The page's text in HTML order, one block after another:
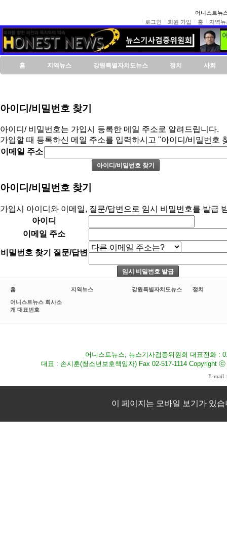
어니스트뉴
로그인
회원 가입 홈 지역뉴
홈 지역뉴스 강원특별자치도뉴스 정치 사회
아이디/비밀번호 찾기
아이디/ 비밀번호는 가입시 등록한 메일 주소로 알려드립니다.
가입할 때 등록하신 메일 주소를 입력하시고 "아이디/비밀번호
이메일 주소
아이디/비밀번호 찾기
가입시 아이디와 이메일, 질문/답변으로 임시 비밀번호를 발급
아이디
이메일 주소
비밀번호 찾기 질문/답변
홈 지역뉴스 강원특별자치도뉴스 정치
어니스트뉴스 회사소
개 대표번호
어니스트뉴스, 뉴스기사검증위원회 대표전화 :
대표 : 손시훈(청소년보호책임자) Fax 02-517-1114 Copyright
E-mail
이 페이지는 모바일 보기가 있